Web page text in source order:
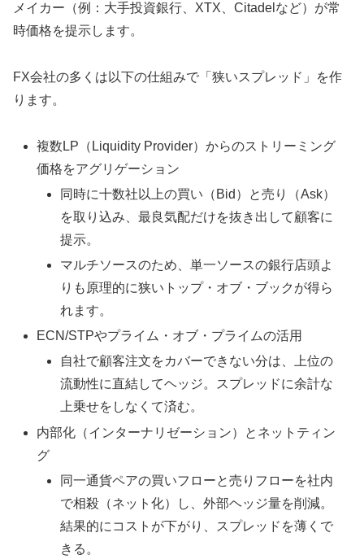
メイカー（例：大手投資銀行、XTX、Citadelなど）が常
時価格を提示します。
FX会社の多くは以下の仕組みで「狭いスプレッド」を作
ります。
複数LP（Liquidity Provider）からのストリーミング
価格をアグリゲーション
同時に十数社以上の買い（Bid）と売り（Ask）
を取り込み、最良気配だけを抜き出して顧客に
提示。
マルチソースのため、単一ソースの銀行店頭よ
りも原理的に狭いトップ・オブ・ブックが得ら
れます。
ECN/STPやプライム・オブ・プライムの活用
自社で顧客注文をカバーできない分は、上位の
流動性に直結してヘッジ。スプレッドに余計な
上乗せをしなくて済む。
内部化（インターナリゼーション）とネットティン
グ
同一通貨ペアの買いフローと売りフローを社内
で相殺（ネット化）し、外部ヘッジ量を削減。
結果的にコストが下がり、スプレッドを薄くで
きる。